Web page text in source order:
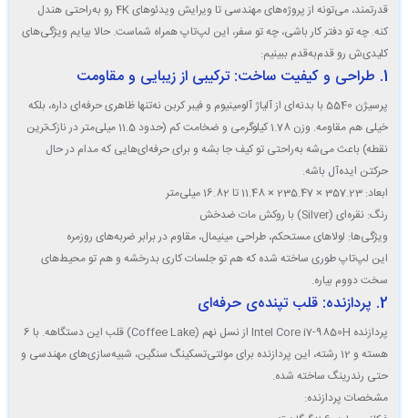
قدرتمند، می‌تونه از پروژه‌های مهندسی تا ویرایش ویدئوهای 4K رو به‌راحتی هندل
کنه. چه تو دفتر کار باشی، چه تو سفر، این لپ‌تاپ همراه شماست. حالا بیایم ویژگی‌های
کلیدی‌ش رو قدم‌به‌قدم ببینیم:
1. طراحی و کیفیت ساخت: ترکیبی از زیبایی و مقاومت
پرسیژن 5540 با بدنه‌ای از آلیاژ آلومینیوم و فیبر کربن نه‌تنها ظاهری حرفه‌ای داره، بلکه
خیلی هم مقاومه. وزن 1.78 کیلوگرمی
و ضخامت کم (حدود 11.5 میلی‌متر در نازک‌ترین
نقطه) باعث می‌شه به‌راحتی تو کیف جا بشه و برای حرفه‌ای‌هایی که مدام در حال
حرکتن ایده‌آل باشه.
ابعاد: 357.23 × 235.47 × 11.48 تا 16.82 میلی‌متر
رنگ: نقره‌ای (Silver) با روکش مات ضدخش
ویژگی‌ها: لولاهای مستحکم، طراحی مینیمال، مقاوم در برابر ضربه‌های روزمره
این لپ‌تاپ طوری ساخته شده که هم تو جلسات کاری بدرخشه و هم تو محیط‌های
سخت دووم بیاره.
2. پردازنده: قلب تپنده‌ی حرفه‌ای
پردازنده Intel Core i7-9850H از نسل نهم (Coffee Lake) قلب این دستگاهه. با
6
هسته و 12 رشته
، این پردازنده برای مولتی‌تسکینگ سنگین، شبیه‌سازی‌های مهندسی و
حتی رندرینگ ساخته شده.
مشخصات پردازنده: